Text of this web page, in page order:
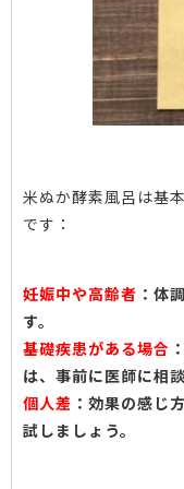
米ぬか酵素風呂は基
です：
妊娠中や高齢者 ：体
す。
基礎疾患がある場合
は、事前に医師に相
個人差 ：効果の感じ
試しましょう。